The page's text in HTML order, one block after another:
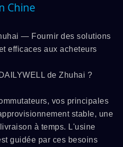
Chine
— Fournir des solutions
efficaces aux acheteurs
de Zhuhai ?
vos principales
stable, une
à temps. L'usine
guidée par ces besoins